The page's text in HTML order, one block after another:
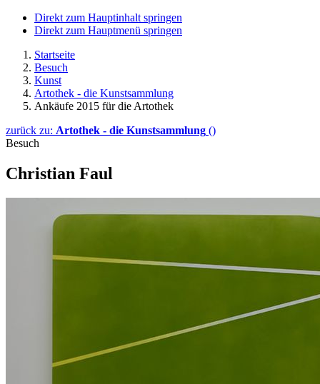
Direkt zum Hauptinhalt springen
Direkt zum Hauptmenü springen
Startseite
Besuch
Kunst
Artothek - die Kunstsammlung
Ankäufe 2015 für die Artothek
zurück zu: Artothek - die Kunstsammlung ()
Besuch
Christian Faul